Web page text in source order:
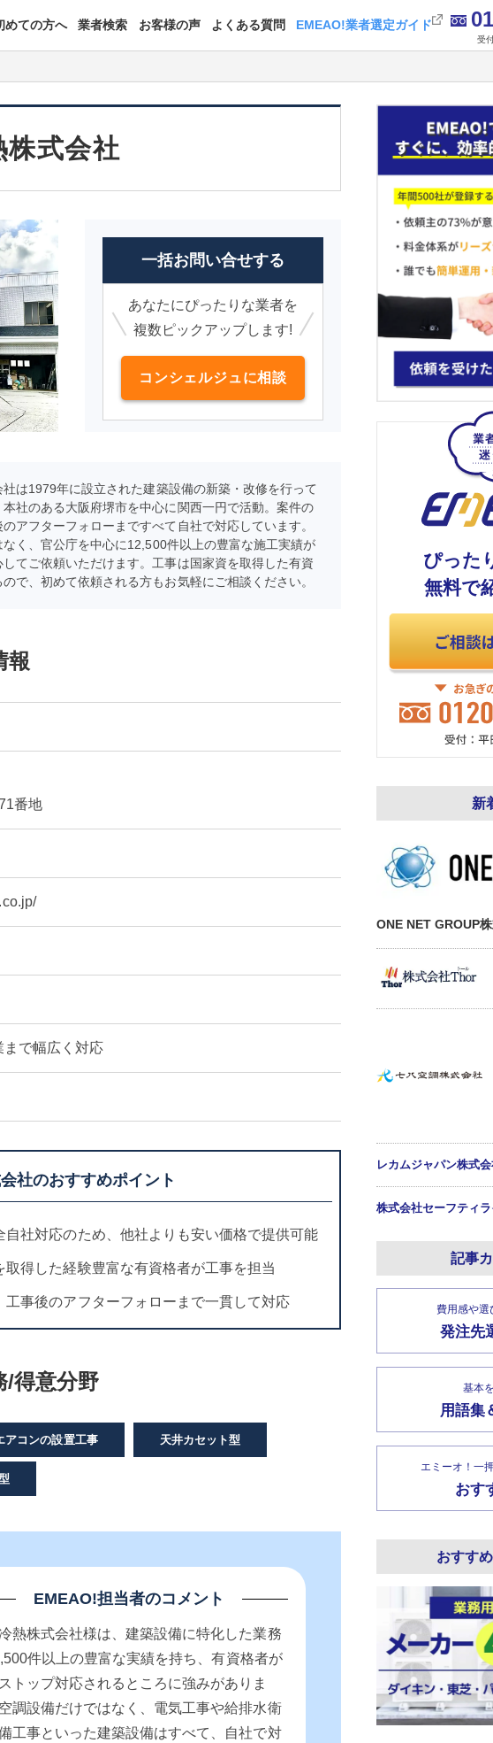
めての方へ 業者検索 お客様の声 よくある質問 EMEAO!業者選定ガイド
受
株式会社
一括お問い合せする
あなたにぴったりな業者を
複数ピックアップします!
コンシェルジュに相談
社は1979年に設立された建築設備の新築・改修を行って
本社のある大阪府堺市を中心に関西一円で活動。案件の
アフターフォローまですべて自社で対応しています。
く、官公庁を中心に12,500件以上の豊富な施工実績が
してご依頼いただけます。工事は国家資を取得した有資
で、初めて依頼される方もお気軽にご相談ください。
報
番地
で幅広く対応
社のおすすめポイント
社対応のため、他社よりも安い価格で提供可能
得した経験豊富な有資格者が工事を担当
事後のアフターフォローまで一貫して対応
/得意分野
アコンの設置工事 天井カセット型
EMEAO!担当者のコメント
熱株式会社様は、建築設備に特化した業務
件以上の豊富な実績を持ち、有資格者が
トップ対応されるところに強みがありま
調設備だけではなく、電気工事や給排水衛
工事といった建築設備はすべて、自社で対
ぴった
無料で
新
ONE NET GROUP
レカムジャパン株式
株式会社セーフティ
記事
費用感や選
発注先
基本
用語集
エミーオ！一
おす
おすす